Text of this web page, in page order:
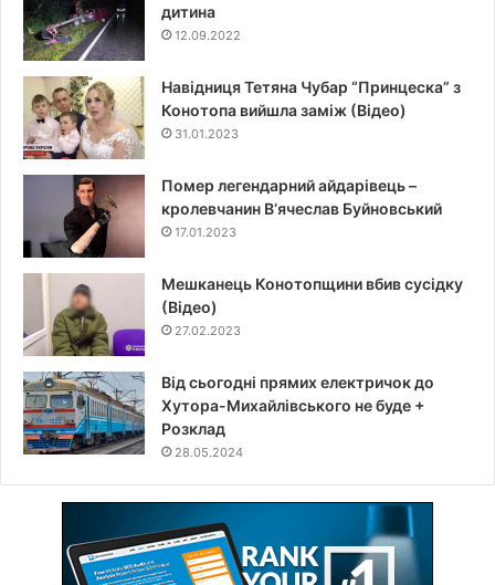
дитина
12.09.2022
Навідниця Тетяна Чубар “Принцеска” з
Конотопа вийшла заміж (Відео)
31.01.2023
Помер легендарний айдарівець –
кролевчанин В‘ячеслав Буйновський
17.01.2023
Мешканець Конотопщини вбив сусідку
(Відео)
27.02.2023
Від сьогодні прямих електричок до
Хутора-Михайлівського не буде +
Розклад
28.05.2024